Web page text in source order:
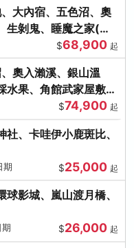
大內宿、五色沼、奧
生剝鬼、睡魔之家(不
$68,900 起
奧入瀨溪、銀山溫
水果、角館武家屋敷
$74,900 起
、卡哇伊小鹿斑比、
期 $25,000 起
影城、嵐山渡月橋、
$26,000 起